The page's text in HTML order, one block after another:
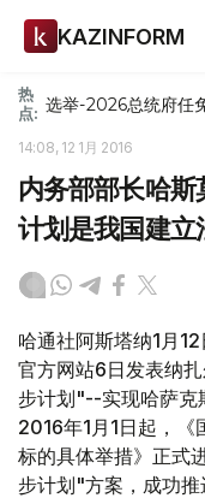
KAZINFORM
热
点: 选举-2026总统府任
14:08, 12 1月 2016
内务部部长哈
计划是我国建立
哈通社阿斯塔纳1月
官方网站6日发表纳
步计划"--实现哈萨克
2016年1月1日起，
标的具体举措》正式
步计划"方案，成功